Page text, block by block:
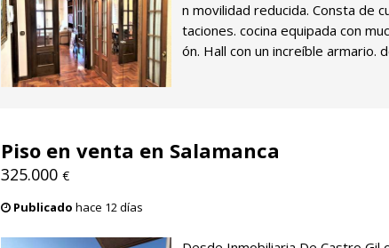
n movilidad reducida. Consta de
taciones. cocina equipada con
ón. Hall con un increíble armario.
Piso en venta en Salamanca
325.000 €
Publicado hace 12 días